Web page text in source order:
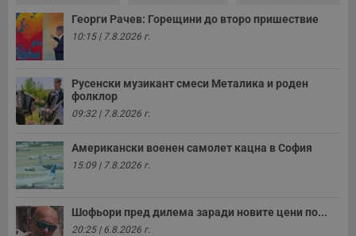
Георги Рачев: Горещини до второ пришествие
10:15 | 7.8.2026 г.
Русенски музикант смеси Металика и роден
фолклор
09:32 | 7.8.2026 г.
Американски военен самолет кацна в София
15:09 | 7.8.2026 г.
Шофьори пред дилема заради новите цени по...
20:25 | 6.8.2026 г.